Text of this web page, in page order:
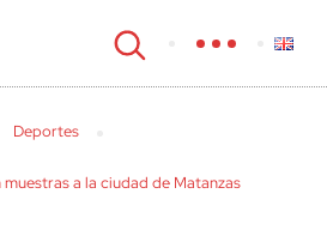
Deportes
a la ciudad de Matanzas